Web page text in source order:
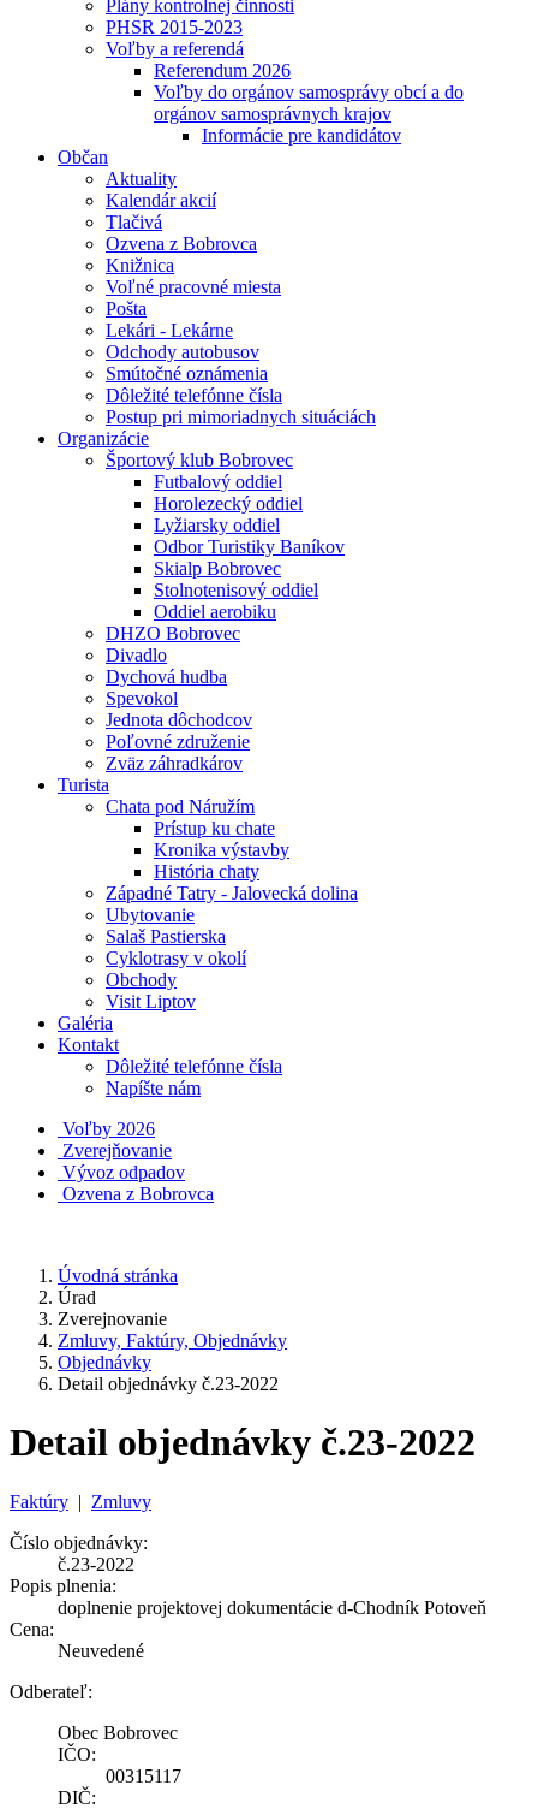
Plány kontrolnej činnosti
PHSR 2015-2023
Voľby a referendá
Referendum 2026
Voľby do orgánov samosprávy obcí a do
orgánov samosprávnych krajov
Informácie pre kandidátov
Občan
Aktuality
Kalendár akcií
Tlačivá
Ozvena z Bobrovca
Knižnica
Voľné pracovné miesta
Pošta
Lekári - Lekárne
Odchody autobusov
Smútočné oznámenia
Dôležité telefónne čísla
Postup pri mimoriadnych situáciách
Organizácie
Športový klub Bobrovec
Futbalový oddiel
Horolezecký oddiel
Lyžiarsky oddiel
Odbor Turistiky Baníkov
Skialp Bobrovec
Stolnotenisový oddiel
Oddiel aerobiku
DHZO Bobrovec
Divadlo
Dychová hudba
Spevokol
Jednota dôchodcov
Poľovné združenie
Zväz záhradkárov
Turista
Chata pod Náružím
Prístup ku chate
Kronika výstavby
História chaty
Západné Tatry - Jalovecká dolina
Ubytovanie
Salaš Pastierska
Cyklotrasy v okolí
Obchody
Visit Liptov
Galéria
Kontakt
Dôležité telefónne čísla
Napíšte nám
Voľby 2026
Zverejňovanie
Vývoz odpadov
Ozvena z Bobrovca
Úvodná stránka
Úrad
Zverejnovanie
Zmluvy, Faktúry, Objednávky
Objednávky
Detail objednávky č.23-2022
Detail objednávky č.23-2022
Faktúry | Zmluvy
Číslo objednávky:
č.23-2022
Popis plnenia:
doplnenie projektovej dokumentácie d-Chodník Potoveň
Cena:
Neuvedené
Odberateľ:
Obec Bobrovec
IČO:
00315117
DIČ: